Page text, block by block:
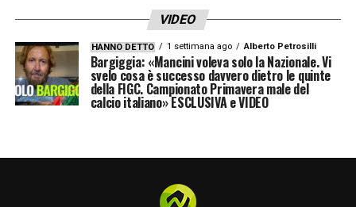
voglia di rafforzare il Toro l’ho sempre avuta
e ce l’ho ancora. Ma chiaramente siamo a
gennaio, che è un mese difficile. Magari vuoi
prendere dei giocatori, ma altre squadre non
te li danno. Senza fare nomi, le cose si
giocatore e quindi ne tengono un altro. E
comuqnue sia devi stare attento a non fare
VIDEO
HANNO DETTO 1 settimana ago Alberto Petrosilli
Bargiggia: «Mancini voleva solo la Nazionale. Vi
svelo cosa è successo davvero dietro le quinte
della FIGC. Campionato Primavera male del
calcio italiano» ESCLUSIVA e VIDEO